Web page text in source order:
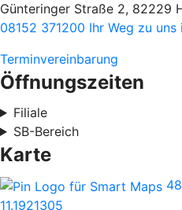
Günteringer Straße 2, 82229
08152 371200 Ihr Weg zu uns
Terminvereinbarung
Öffnungszeiten
Filiale
SB-Bereich
Karte
11.1921305